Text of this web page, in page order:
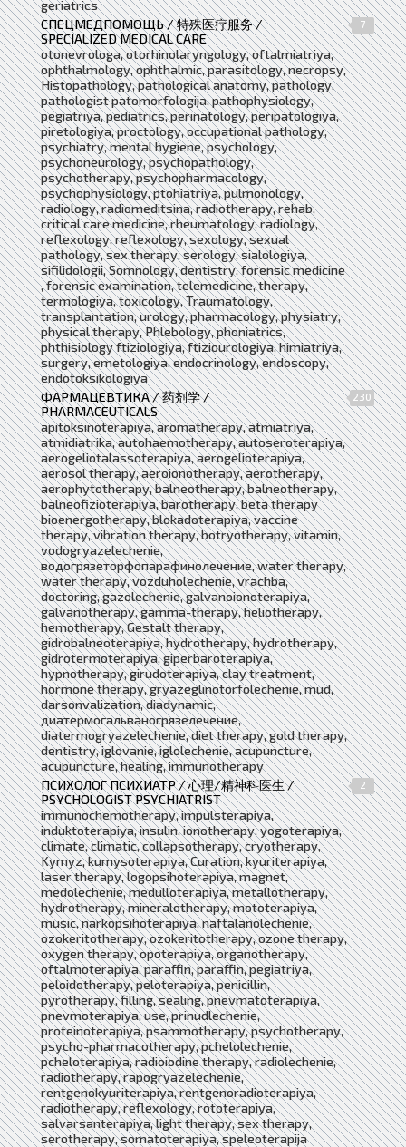
geriatrics
СПЕЦМЕДПОМОЩЬ / 特殊医疗服务 /
SPECIALIZED MEDICAL CARE
7
otonevrologa, otorhinolaryngology, oftalmiatriya,
ophthalmology, ophthalmic, parasitology, necropsy,
Histopathology, pathological anatomy, pathology,
pathologist patomorfologija, pathophysiology,
pegiatriya, pediatrics, perinatology, peripatologiya,
piretologiya, proctology, occupational pathology,
psychiatry, mental hygiene, psychology,
psychoneurology, psychopathology,
psychotherapy, psychopharmacology,
psychophysiology, ptohiatriya, pulmonology,
radiology, radiomeditsina, radiotherapy, rehab,
critical care medicine, rheumatology, radiology,
reflexology, reflexology, sexology, sexual
pathology, sex therapy, serology, sialologiya,
sifilidologii, Somnology, dentistry, forensic medicine
, forensic examination, telemedicine, therapy,
termologiya, toxicology, Traumatology,
transplantation, urology, pharmacology, physiatry,
physical therapy, Phlebology, phoniatrics,
phthisiology ftiziologiya, ftiziourologiya, himiatriya,
surgery, emetologiya, endocrinology, endoscopy,
endotoksikologiya
ФАРМАЦЕВТИКА / 药剂学 /
PHARMACEUTICALS
230
apitoksinoterapiya, aromatherapy, atmiatriya,
atmidiatrika, autohaemotherapy, autoseroterapiya,
aerogeliotalassoterapiya, aerogelioterapiya,
aerosol therapy, aeroionotherapy, aerotherapy,
aerophytotherapy, balneotherapy, balneotherapy,
balneofizioterapiya, barotherapy, beta therapy
bioenergotherapy, blokadoterapiya, vaccine
therapy, vibration therapy, botryotherapy, vitamin,
vodogryazelechenie,
водогрязеторфопарафинолечение, water therapy,
water therapy, vozduholechenie, vrachba,
doctoring, gazolechenie, galvanoionoterapiya,
galvanotherapy, gamma-therapy, heliotherapy,
hemotherapy, Gestalt therapy,
gidrobalneoterapiya, hydrotherapy, hydrotherapy,
gidrotermoterapiya, giperbaroterapiya,
hypnotherapy, girudoterapiya, clay treatment,
hormone therapy, gryazeglinotorfolechenie, mud,
darsonvalization, diadynamic,
диатермогальваногрязелечение,
diatermogryazelechenie, diet therapy, gold therapy,
dentistry, iglovanie, iglolechenie, acupuncture,
acupuncture, healing, immunotherapy
ПСИХОЛОГ ПСИХИАТР / 心理/精神科医生 /
PSYCHOLOGIST PSYCHIATRIST
2
immunochemotherapy, impulsterapiya,
induktoterapiya, insulin, ionotherapy, yogoterapiya,
climate, climatic, collapsotherapy, cryotherapy,
Kymyz, kumysoterapiya, Curation, kyuriterapiya,
laser therapy, logopsihoterapiya, magnet,
medolechenie, medulloterapiya, metallotherapy,
hydrotherapy, mineralotherapy, mototerapiya,
music, narkopsihoterapiya, naftalanolechenie,
ozokeritotherapy, ozokeritotherapy, ozone therapy,
oxygen therapy, opoterapiya, organotherapy,
oftalmoterapiya, paraffin, paraffin, pegiatriya,
peloidotherapy, peloterapiya, penicillin,
pyrotherapy, filling, sealing, pnevmatoterapiya,
pnevmoterapiya, use, prinudlechenie,
proteinoterapiya, psammotherapy, psychotherapy,
psycho-pharmacotherapy, pchelolechenie,
pcheloterapiya, radioiodine therapy, radiolechenie,
radiotherapy, rapogryazelechenie,
rentgenokyuriterapiya, rentgenoradioterapiya,
radiotherapy, reflexology, rototerapiya,
salvarsanterapiya, light therapy, sex therapy,
serotherapy, somatoterapiya, speleoterapija